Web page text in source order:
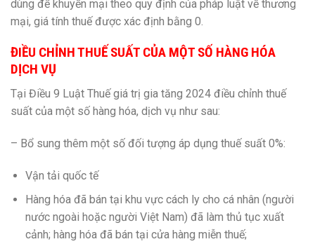
dùng để khuyến mại theo quy định của pháp luật về thương
mại, giá tính thuế được xác định bằng 0.
ĐIỀU CHỈNH THUẾ SUẤT CỦA MỘT SỐ HÀNG HÓA
DỊCH VỤ
Tại Điều 9 Luật Thuế giá trị gia tăng 2024 điều chỉnh thuế
suất của một số hàng hóa, dịch vụ như sau:
– Bổ sung thêm một số đối tượng áp dụng thuế suất 0%:
Vận tải quốc tế
Hàng hóa đã bán tại khu vực cách ly cho cá nhân (người
nước ngoài hoặc người Việt Nam) đã làm thủ tục xuất
cảnh; hàng hóa đã bán tại cửa hàng miễn thuế;